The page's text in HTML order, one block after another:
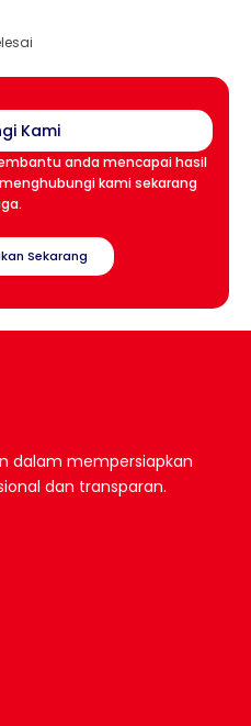
Kami
anda mencapai hasil
kami sekarang
Sekarang
dalam mempersiapkan
dan transparan.